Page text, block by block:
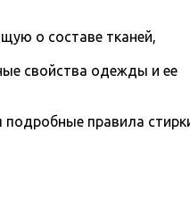
о составе тканей,
свойства одежды и ее
подробные правила